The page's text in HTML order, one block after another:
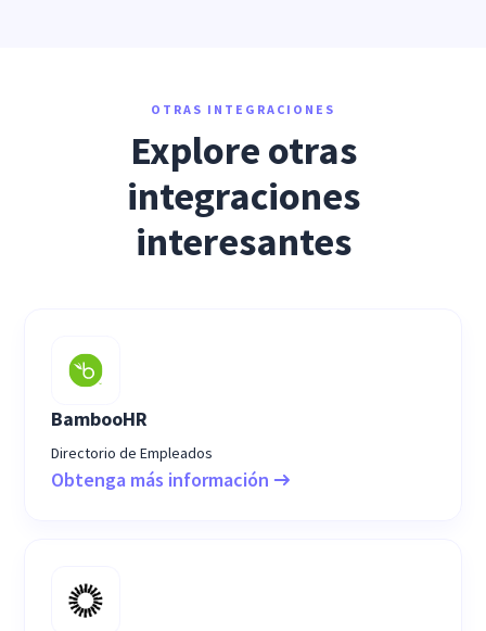
OTRAS INTEGRACIONES
Explore otras
integraciones
interesantes
BambooHR
Directorio de Empleados
Obtenga más información